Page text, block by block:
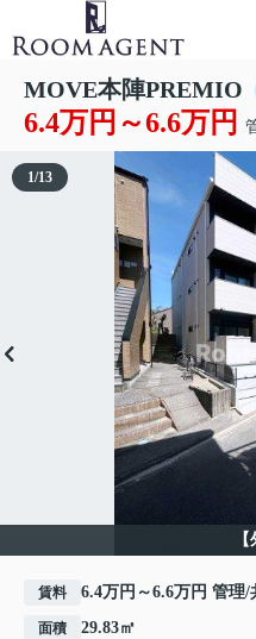
MOVE本陣PREMIO
6.4万円～6.6万円
1/13
賃料 6.4万円～6.6万円 管理/
面積 29.83㎡